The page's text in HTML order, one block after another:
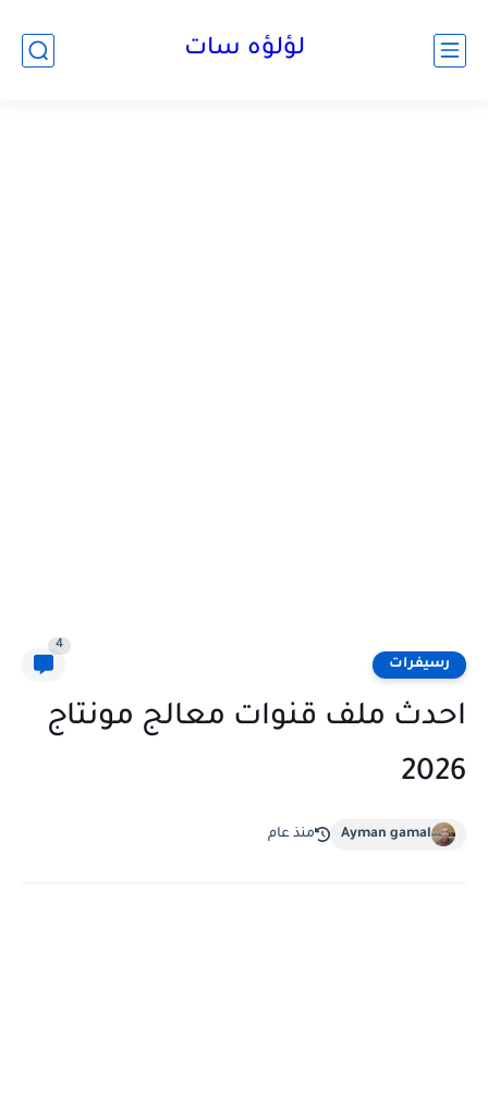
لؤلؤه سات
رسيفرات
4
احدث ملف قنوات معالج مونتاج
2026
Ayman gamal منذ عام